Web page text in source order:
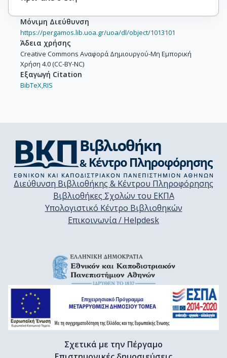
Μόνιμη Διεύθυνση
https://pergamos.lib.uoa.gr/uoa/dl/object/1013101
Άδεια χρήσης
Creative Commons Αναφορά Δημιουργού-Μη Εμπορική
Χρήση 4.0 (CC-BY-NC)
Εξαγωγή Citation
BibTeX,RIS
Διεύθυνση Βιβλιοθήκης & Κέντρου Πληροφόρησης
Βιβλιοθήκες Σχολών του ΕΚΠΑ
Υπολογιστικό Κέντρο Βιβλιοθηκών
Επικοινωνία / Helpdesk
Σχετικά με την Πέργαμο